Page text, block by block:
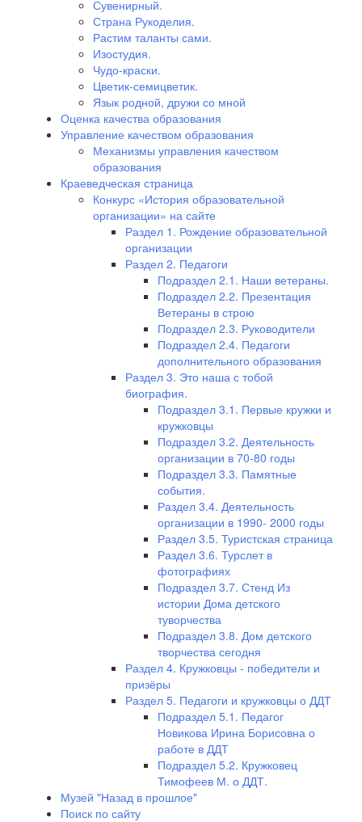
Сувенирный.
Страна Рукоделия.
Растим таланты сами.
Изостудия.
Чудо-краски.
Цветик-семицветик.
Язык родной, дружи со мной
Оценка качества образования
Управление качеством образования
Механизмы управления качеством
образования
Краеведческая страница
Конкурс «История образовательной
организации» на сайте
Раздел 1. Рождение образовательной
организации
Раздел 2. Педагоги
Подраздел 2.1. Наши ветераны.
Подраздел 2.2. Презентация
Ветераны в строю
Подраздел 2.3. Руководители
Подраздел 2.4. Педагоги
дополнительного образования
Раздел 3. Это наша с тобой
биография.
Подраздел 3.1. Первые кружки и
кружковцы
Подраздел 3.2. Деятельность
организации в 70-80 годы
Подраздел 3.3. Памятные
события.
Раздел 3.4. Деятельность
организации в 1990- 2000 годы
Раздел 3.5. Туристская страница
Раздел 3.6. Турслет в
фотографиях
Подраздел 3.7. Стенд Из
истории Дома детского
туворчества
Подраздел 3.8. Дом детского
творчества сегодня
Раздел 4. Кружковцы - победители и
призёры
Раздел 5. Педагоги и кружковцы о ДДТ
Подраздел 5.1. Педагог
Новикова Ирина Борисовна о
работе в ДДТ
Подраздел 5.2. Кружковец
Тимофеев М. о ДДТ.
Музей "Назад в прошлое"
Поиск по сайту